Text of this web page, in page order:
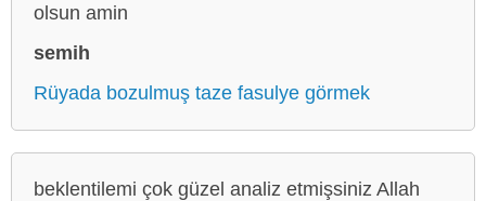
olsun amin
semih
Rüyada bozulmuş taze fasulye görmek
beklentilemi çok güzel analiz etmişsiniz Allah